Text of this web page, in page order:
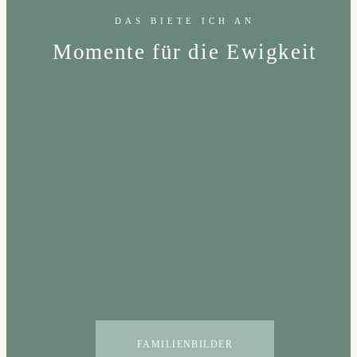
DAS BIETE ICH AN
Momente für die Ewigkeit
FAMILIENBILDER